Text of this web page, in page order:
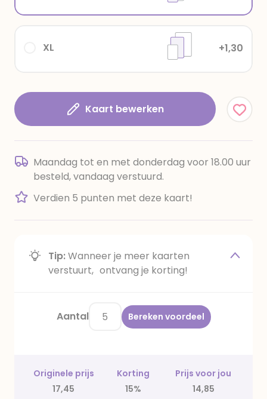
XL +1,30
Kaart bewerken
Maandag tot en met donderdag voor 18.00 uur
besteld, vandaag verstuurd.
Verdien 5 punten met deze kaart!
Tip:Wanneer je meer kaarten
verstuurt, ontvang je korting!
Aantal Bereken voordeel
Originele prijs Korting
Prijs voor jou
17,45
15% 14,85